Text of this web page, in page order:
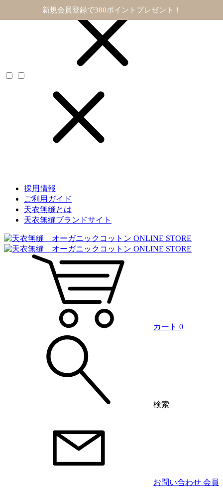
11,000円以上で送料無料
採用情報
ご利用ガイド
天衣無縫とは
天衣無縫ブランドサイト
カート 0
検索
お問い合わせ 会員